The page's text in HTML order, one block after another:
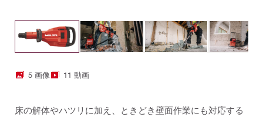
5 画像 11 動画
床の解体やハツリに加え、ときどき壁面作業にも対応する